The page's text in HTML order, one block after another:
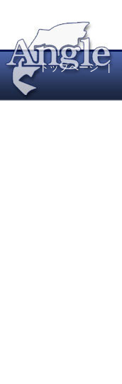
トップページ|